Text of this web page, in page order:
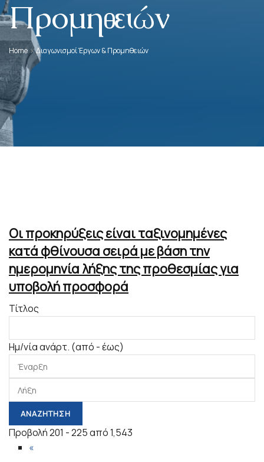
Προμηθειών
Home Διαγωνισμοί Έργων & Προμηθειών
Οι προκηρύξεις είναι ταξινομημένες
κατά φθίνουσα σειρά με βάση την
ημερομηνία λήξης της προθεσμίας για
υποβολή προσφορά
Τίτλος
Ημ/νία ανάρτ. (από - έως)
Προβολή 201 - 225 από 1,543
«